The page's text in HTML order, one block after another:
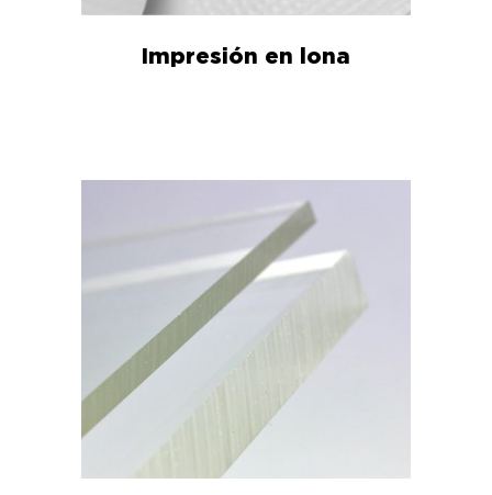
Impresión en lona